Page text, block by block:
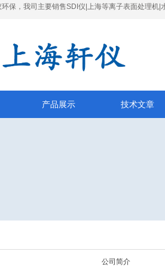
保，我司主要销售SDI仪|上海等离子表面处理机|
产品展示 技术文章
公司简介